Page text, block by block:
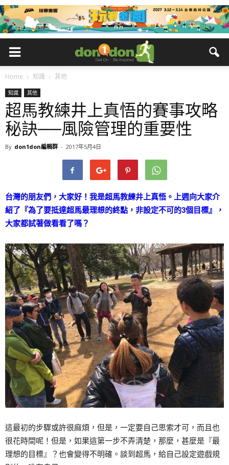
Home 知識 其他
知識 其他
超馬教練井上真悟的賽事攻略
秘訣──風險管理的重要性
By don1don編輯群 - 2017年5月4日
台灣的朋友們，大家好！我是超馬教練井上真悟。上週向大家介
紹了『為了要抵達超馬最理想的終點，非設定不可的3個目標』，
大家都試著做看看了嗎？
這最初的步驟或許很麻煩，但是，一定要自己思索才可，而且也
很花時間呢！但是，如果這第一步不弄清楚，那麼，甚麼是『最
理想的目標』？也會變得不明確。談到超馬，給自己設定遊戲規